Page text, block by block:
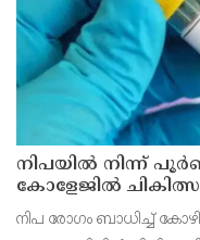
നിപയിൽ നിന്ന്
കോളേജിൽ
മടങ്ങി
നിപ രോഗം ബാധിച്ച്